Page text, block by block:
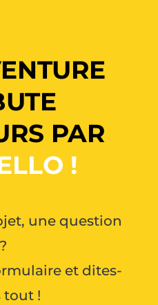
PAR
!
une question
?
et dites-
tout !